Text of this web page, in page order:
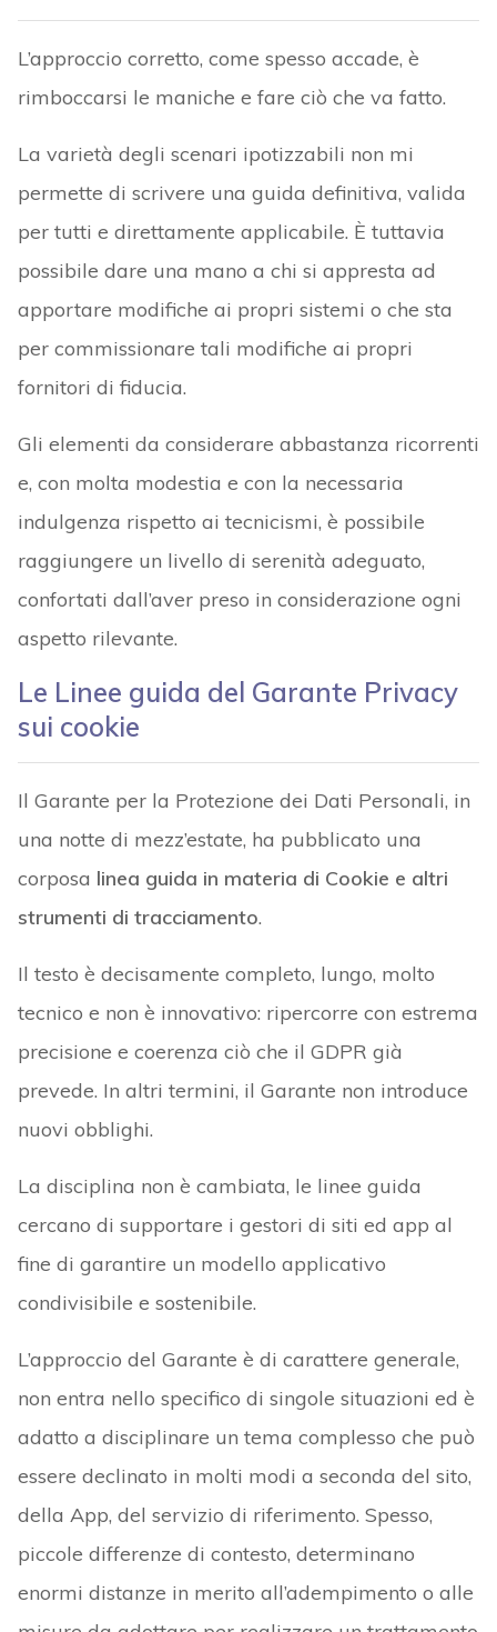
L’approccio corretto, come spesso accade, è
rimboccarsi le maniche e fare ciò che va fatto.
La varietà degli scenari ipotizzabili non mi
permette di scrivere una guida definitiva, valida
per tutti e direttamente applicabile. È tuttavia
possibile dare una mano a chi si appresta ad
apportare modifiche ai propri sistemi o che sta
per commissionare tali modifiche ai propri
fornitori di fiducia.
Gli elementi da considerare abbastanza ricorrenti
e, con molta modestia e con la necessaria
indulgenza rispetto ai tecnicismi, è possibile
raggiungere un livello di serenità adeguato,
confortati dall’aver preso in considerazione ogni
aspetto rilevante.
Le Linee guida del Garante Privacy
sui cookie
Il Garante per la Protezione dei Dati Personali, in
una notte di mezz’estate, ha pubblicato una
corposa linea guida in materia di Cookie e altri
strumenti di tracciamento.
Il testo è decisamente completo, lungo, molto
tecnico e non è innovativo: ripercorre con estrema
precisione e coerenza ciò che il GDPR già
prevede. In altri termini, il Garante non introduce
nuovi obblighi.
La disciplina non è cambiata, le linee guida
cercano di supportare i gestori di siti ed app al
fine di garantire un modello applicativo
condivisibile e sostenibile.
L’approccio del Garante è di carattere generale,
non entra nello specifico di singole situazioni ed è
adatto a disciplinare un tema complesso che può
essere declinato in molti modi a seconda del sito,
della App, del servizio di riferimento. Spesso,
piccole differenze di contesto, determinano
enormi distanze in merito all’adempimento o alle